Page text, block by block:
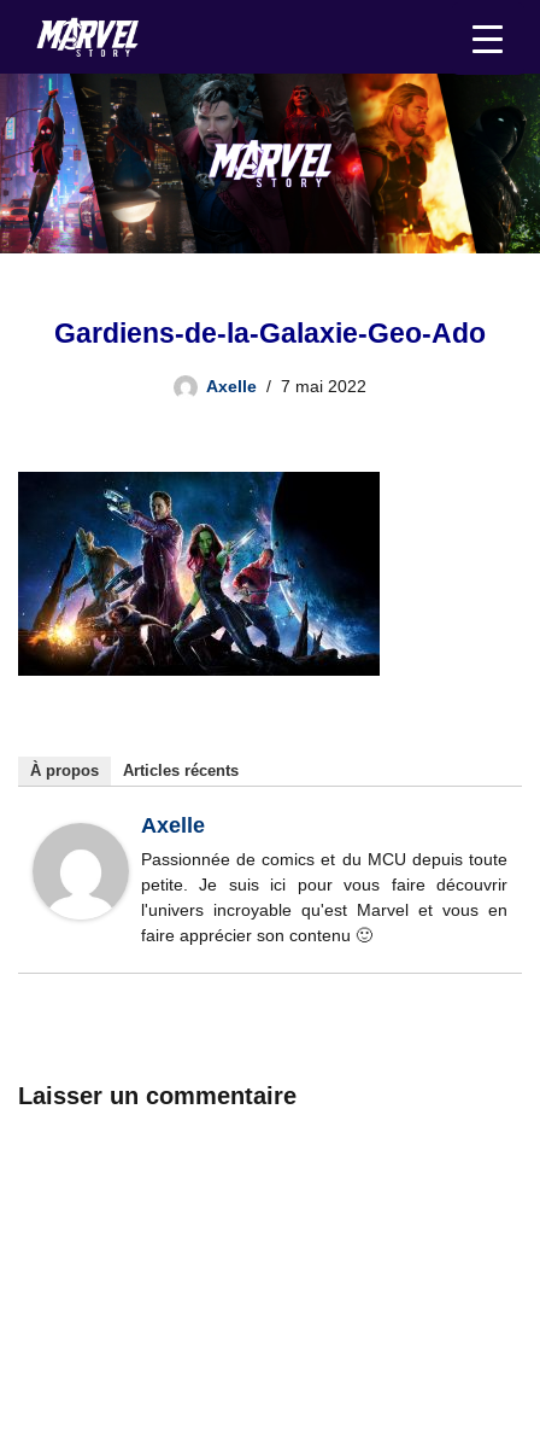
au
contenu
Gardiens-de-la-Galaxie-Geo-Ado
Axelle 7 mai 2022
À propos Articles récents
Axelle
Passionnée de comics et du MCU depuis toute
petite. Je suis ici pour vous faire découvrir
l'univers incroyable qu'est Marvel et vous en
faire apprécier son contenu 🙂
Laisser un commentaire